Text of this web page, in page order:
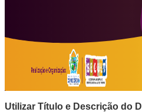
Utilizar Título e Descrição do